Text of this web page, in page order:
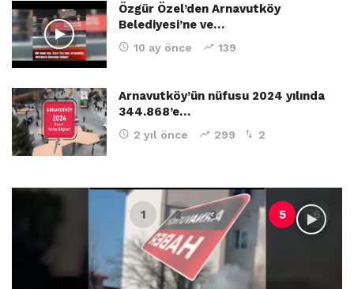
Özgür Özel’den Arnavutköy
Belediyesi’ne ve…
10 ay önce 139
Arnavutköy’ün nüfusu 2024 yılında
344.868’e…
2 yıl önce 299 2